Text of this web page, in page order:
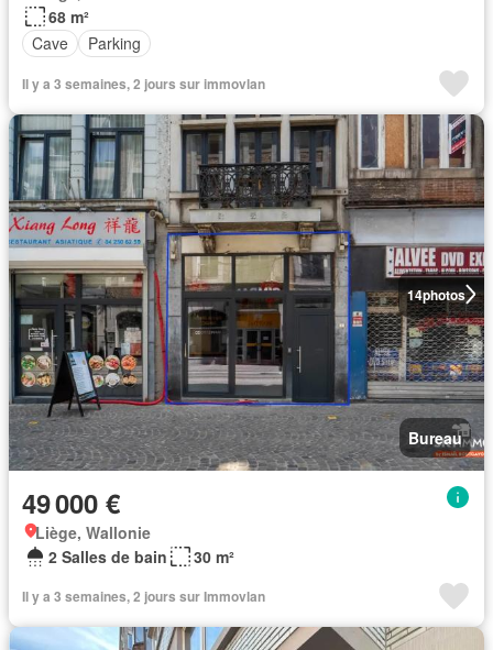
68 m²
Cave
Parking
Il y a 3 semaines, 2 jours sur immovlan
14photos
Bureau
49 000 €
Liège, Wallonie
2 Salles de bain
30 m²
Il y a 3 semaines, 2 jours sur Immovlan